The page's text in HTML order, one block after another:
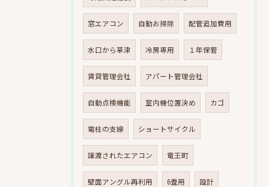
窓エアコン 自動お掃除 配管追加費用
水口から草津 冷房専用 １年保管
賃貸管理会社 アパート管理会社
自動点検機能 室内機位置決め カゴ
電柱の支線 ショートサイクル
譲渡されたエアコン 竜王町
壁面アングル再利用 6畳用 設計